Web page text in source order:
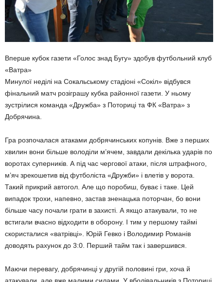
Вперше кубок газети «Голос знад Бугу» здобув футбольний клуб
«Ватра»
Минулої неділі на Сокальському стадіоні «Сокіл» відбувся
фінальний матч розіграшу кубка районної газети. У ньому
зустрілися команда «Дружба» з Поториці та ФК «Ватра» з
Добрячина.
Гра розпочалася атаками добрячинських копунів. Вже з перших
хвилин вони більше володіли м’ячем, завдали декілька ударів по
воротах суперників. А під час чергової атаки, після штрафного,
м’яч зрекошетив від футболіста «Дружби» і влетів у ворота.
Такий прикрий автогол. Але що поробиш, буває і таке. Цей
випадок трохи, напевно, застав зненацька поторчан, бо вони
більше часу почали грати в захисті. А якщо атакували, то не
встигали вчасно відходити в оборону. І тим у першому таймі
скористалися «ватрівці». Юрій Гевко і Володимир Романів
доводять рахунок до 3:0. Перший тайм так і завершився.
Маючи перевагу, добрячинці у другій половині гри, хоча й